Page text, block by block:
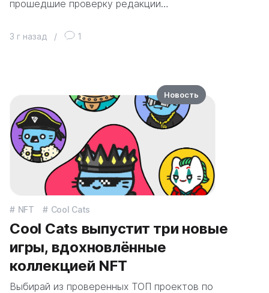
прошедшие проверку редакции…
3 г назад / 1
NFT Cool Cats
Cool Cats выпустит три новые
игры, вдохновлённые
коллекцией NFT
Выбирай из проверенных ТОП проектов по
Новость